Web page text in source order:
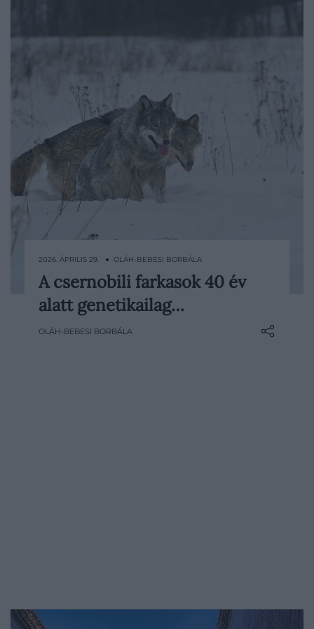
A csernobili katasztrófa után az ember
eltűnt a térségből, az élővilág viszont
visszatért. Az elmúlt évtizedekben egy
2026. ÁPRILIS 29. ● OLÁH-BEBESI BORBÁLA
A csernobili farkasok 40 év
alatt genetikailag…
OLÁH-BEBESI BORBÁLA